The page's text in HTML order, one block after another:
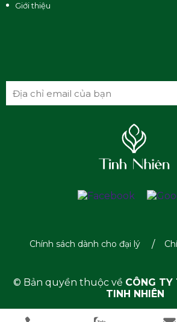
Giới thiệu
Chính sách dành cho đại lý
© Bản quyền thuộc về CÔNG TY
TINH NHIÊN